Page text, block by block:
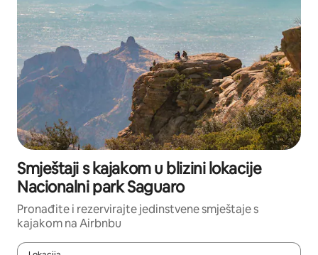
Smještaji s kajakom u blizini lokacije
Nacionalni park Saguaro
Pronađite i rezervirajte jedinstvene smještaje s
kajakom na Airbnbu